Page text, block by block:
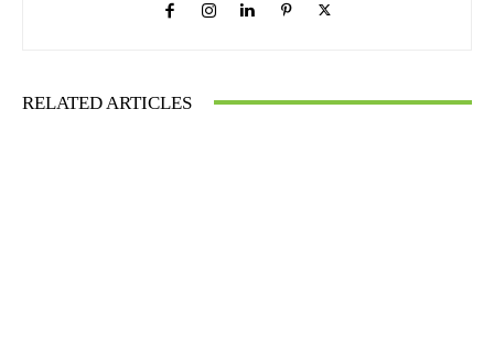
RELATED ARTICLES